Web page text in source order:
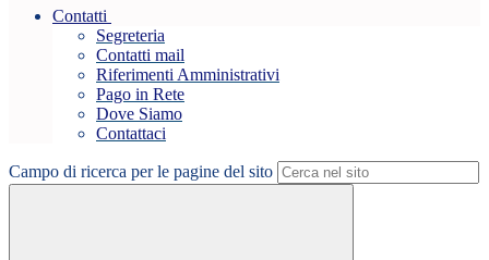
Contatti
Segreteria
Contatti mail
Riferimenti Amministrativi
Pago in Rete
Dove Siamo
Contattaci
Campo di ricerca per le pagine del sito